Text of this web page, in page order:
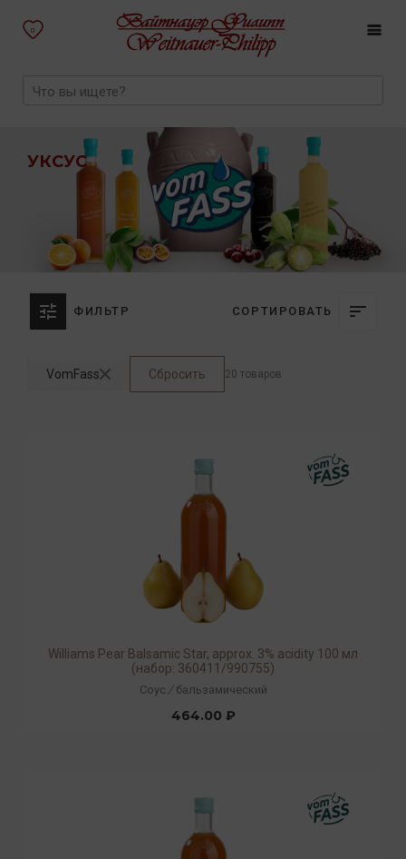
0
УКСУС
ФИЛЬТР СОРТИРОВАТЬ
VomFass Сбросить 20 товаров
Williams Pear Balsamic Star, approx. 3% acidity 100 мл
(набор: 360411/990755)
Соус / бальзамический
464.00 ₽